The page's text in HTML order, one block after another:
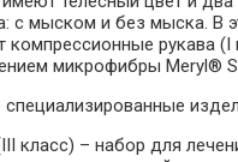
с мыском и без мыска. В
компрессионные рукава (I
микрофибры Meryl®
класс) – набор для